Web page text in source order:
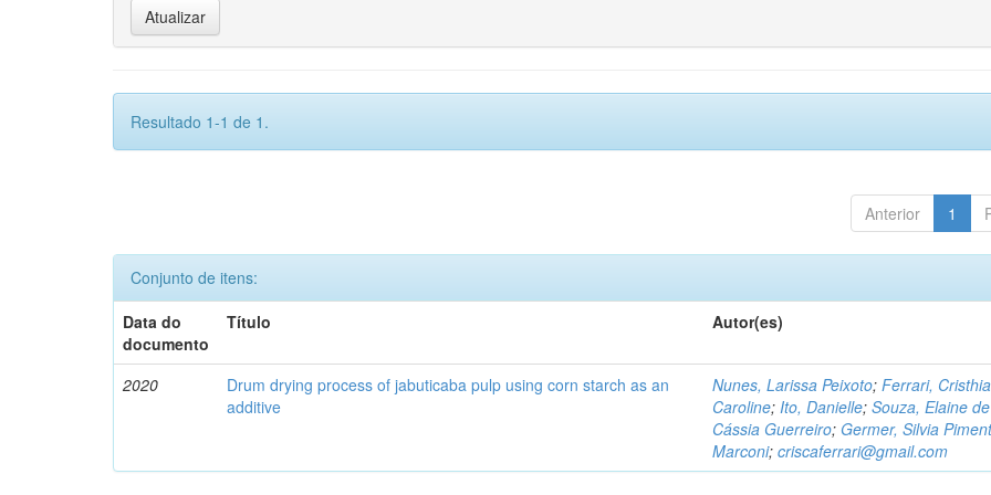
Resultado 1-1 de 1.
Anterior 1
Conjunto de itens:
Data do
documento
Título Autor(es)
2020
Drum drying process of jabuticaba pulp using corn starch as an
additive
Nunes, Larissa Peixoto;Ferrari,
Caroline;Ito, Danielle;Souza, Elaine de
Cássia Guerreiro; Germer, Silvia
Marconi;criscaferrari@gmail.com